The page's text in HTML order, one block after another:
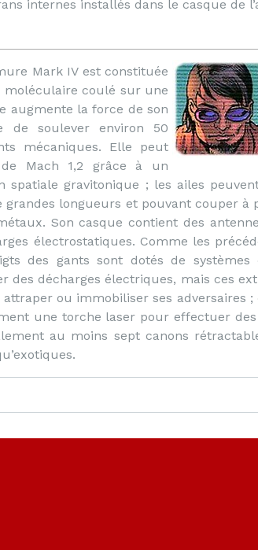
internes installés dans le casque de
Mark IV est constituée
moléculaire coulé sur une
augmente la force de son
de soulever environ 50
mécaniques. Elle peut
Mach 1,2 grâce à un
spatiale gravitonique ; les ailes
grandes longueurs et pouvant couper à
Son casque contient des
électrostatiques. Comme les
des gants sont dotés de systèmes
des décharges électriques, mais ces
ou immobiliser ses adversaires
une torche laser pour effectuer des
au moins sept canons